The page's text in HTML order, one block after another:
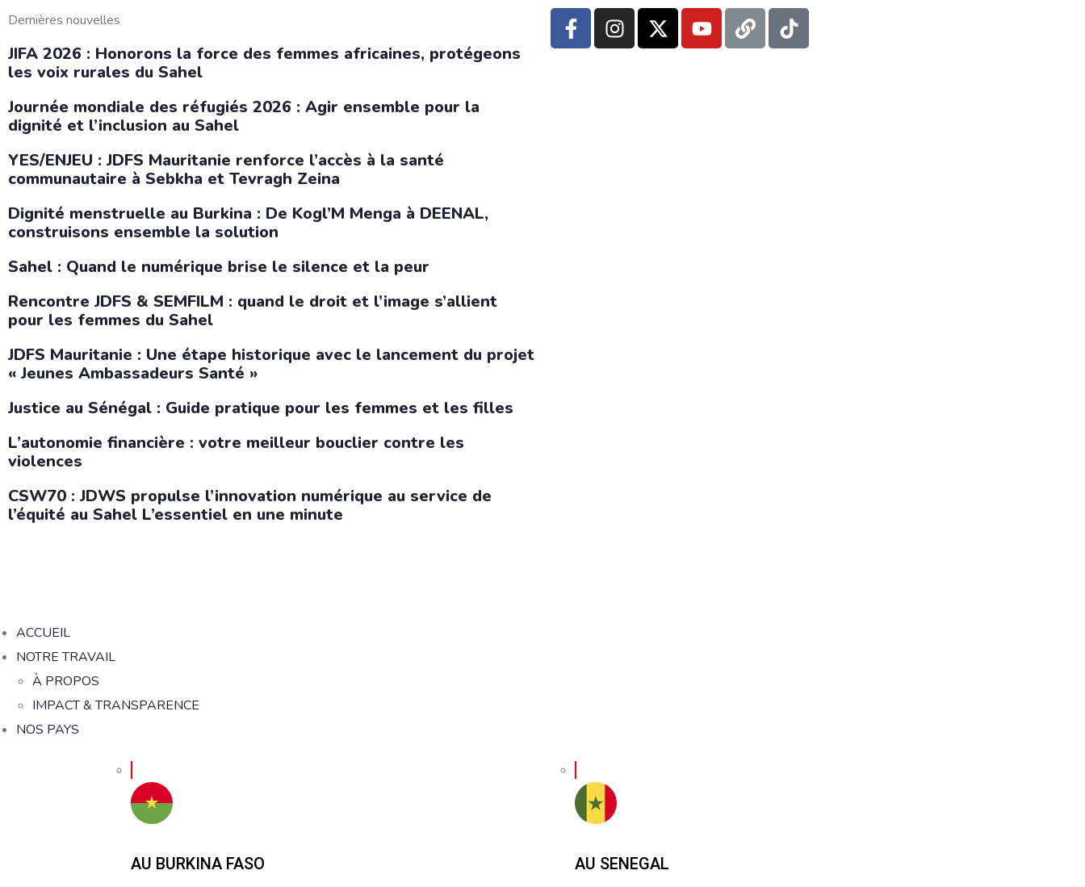
Dernières nouvelles
JIFA 2026 : Honorons la force des femmes africaines, protégeons
les voix rurales du Sahel
Journée mondiale des réfugiés 2026 : Agir ensemble pour la
dignité et l’inclusion au Sahel
YES/ENJEU : JDFS Mauritanie renforce l’accès à la santé
communautaire à Sebkha et Tevragh Zeina
Dignité menstruelle au Burkina : De Kogl’M Menga à DEENAL,
construisons ensemble la solution
Sahel : Quand le numérique brise le silence et la peur
Rencontre JDFS & SEMFILM : quand le droit et l’image s’allient
pour les femmes du Sahel
JDFS Mauritanie : Une étape historique avec le lancement du projet
« Jeunes Ambassadeurs Santé »
Justice au Sénégal : Guide pratique pour les femmes et les filles
L’autonomie financière : votre meilleur bouclier contre les
violences
CSW70 : JDWS propulse l’innovation numérique au service de
l’équité au Sahel L’essentiel en une minute
ACCUEIL
NOTRE TRAVAIL
À PROPOS
IMPACT & TRANSPARENCE
NOS PAYS
AU BURKINA FASO AU SENEGAL